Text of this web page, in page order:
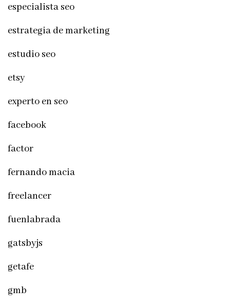
especialista seo
estrategia de marketing
estudio seo
etsy
experto en seo
facebook
factor
fernando macia
freelancer
fuenlabrada
gatsbyjs
getafe
gmb